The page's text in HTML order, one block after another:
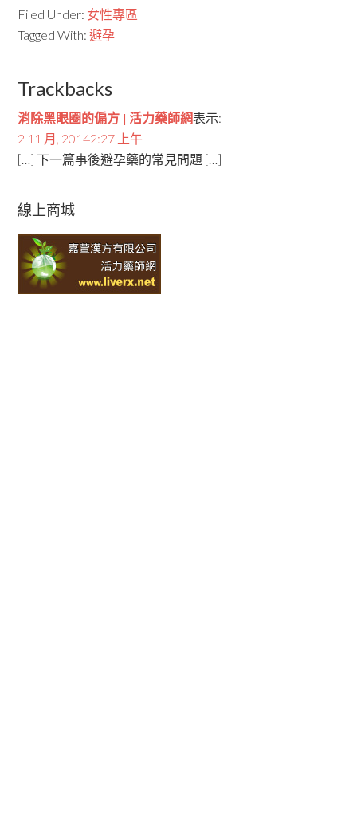
Filed Under: 女性專區
Tagged With:避孕
Trackbacks
消除黑眼圈的偏方 | 活力藥師網表示:
2 11 月, 20142:27 上午
[…] 下一篇事後避孕藥的常見問題 […]
線上商城